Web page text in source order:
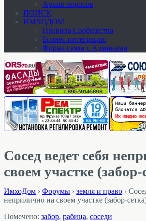
Архив опросов
ПОИСК
ИМХОДОМ
Правила Сообщества
Бизнес-интеграция
Форма связи с Админами
Сосед ведет себя
своем участке (забор-
ИмхоДом › Форумы › земля и право ›
неприлично на своем участке (забор-
Помечено: забор, рабица, соседи